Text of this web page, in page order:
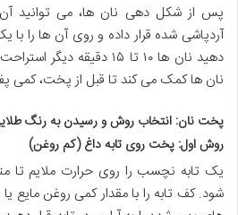
پس از شکل دهی نان ها، می توانید
آردپاشی شده قرار داده و روی آن ها را با
دهید نان ها ۱۰ تا ۱۵ دقیقه
نان ها کمک می کند تا قبل از پخت، کمی
پخت نان: انتخاب روش و رسیدن به رنگ
روش اول: پخت روی تابه داغ (کم روغن)
یک تابه نچسب را روی حرارت ملایم تا
شود. کف تابه را با مقدار کمی روغن مایع